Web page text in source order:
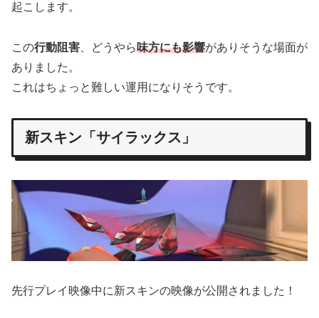
起こします。
この行動阻害 、どうやら味方にも影響がありそうな場面が
ありました。
これはちょっと難しい運用になりそうです。
新スキン「サイラックス」
先行プレイ映像中に新スキンの映像が公開されました！